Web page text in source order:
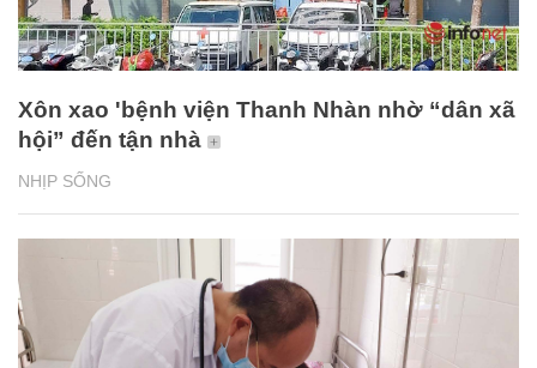
NHỊP SỐNG
Xôn xao 'bệnh viện Thanh Nhàn nhờ “dân xã
hội” đến tận nhà